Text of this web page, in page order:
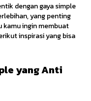
dengan gaya simple
yang penting
kamu ingin membuat
inspirasi yang bisa
yang Anti